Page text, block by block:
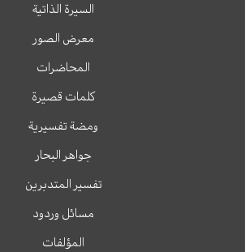
السيرة الذاتية
معرض الصور
المحاضرات
كلمات قصيرة
ومضة تفسيرية
جواهر البحار
تفسير المتدبرين
مسائل وردود
المؤلفات